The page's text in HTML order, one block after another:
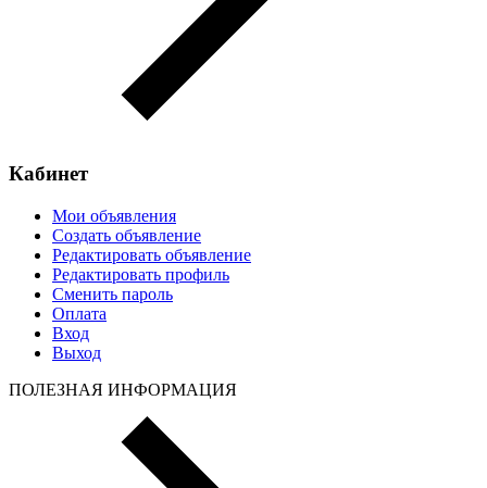
Кабинет
Мои объявления
Создать объявление
Редактировать объявление
Редактировать профиль
Сменить пароль
Оплата
Вход
Выход
ПОЛЕЗНАЯ ИНФОРМАЦИЯ